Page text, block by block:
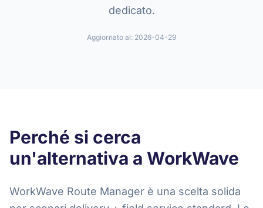
dedicato.
Aggiornato al: 2026-04-29
Perché si cerca
un'alternativa a WorkWave
WorkWave Route Manager è una scelta solida